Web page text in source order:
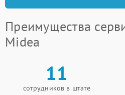
Преимущества
Midea
11
сотрудников в штате